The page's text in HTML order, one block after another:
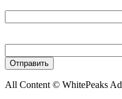
All Content © WhitePeaks